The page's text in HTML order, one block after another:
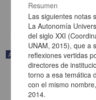
Artículo
Resumen
Las siguientes notas
La Autonomía
del siglo XXI
UNAM, 2015), que a
reflexiones vertidas
directores de
torno a esa temática
con el mismo
2014.